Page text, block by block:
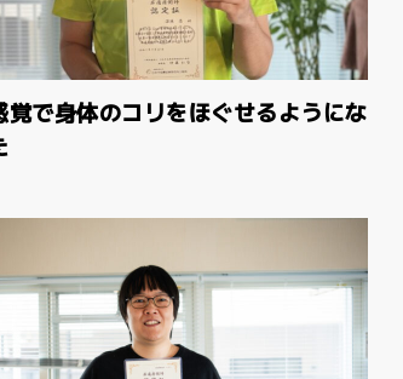
覚で身体のコリをほぐせるようにな